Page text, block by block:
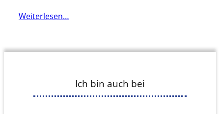
Weiterlesen…
Ich bin auch bei